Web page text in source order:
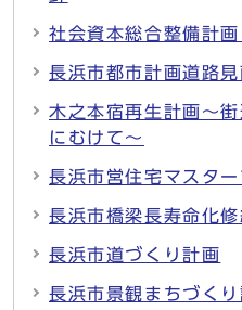
社会資本総合整備計画
長浜市都市計画道路
木之本宿再生計画～
にむけて～
長浜市営住宅マスター
長浜市橋梁長寿命化
長浜市道づくり計画
長浜市景観まちづく